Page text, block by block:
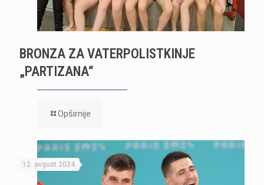
BRONZA ZA VATERPOLISTKINJE
„PARTIZANA“
Opširnije
12. avgust 2024.